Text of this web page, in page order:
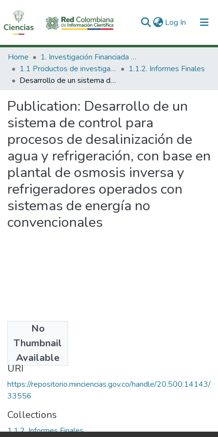
Log In (current)
Communities & Collections
All of DSpace
Home
1. Investigación Financiada con Recursos Públicos
1.1 Productos de investigación
1.1.2. Informes Finales
Desarrollo de un sistema de control para procesos de desalinización de agua y refrigeración, con base en plantal de osmosis inversa y refrigeradores operados con sistemas de energía no convencionales
Publication: Desarrollo de un
sistema de control para
procesos de desalinización de
agua y refrigeración, con base en
plantal de osmosis inversa y
refrigeradores operados con
sistemas de energía no
convencionales
No
Thumbnail
Available
2006
URI
https://repositorio.minciencias.gov.co/handle/20.500.14143/
33556
Collections
1.1.2. Informes Finales